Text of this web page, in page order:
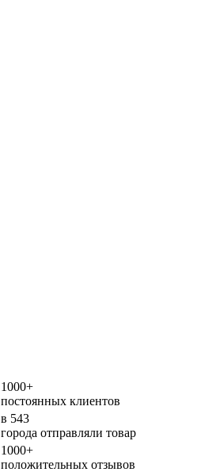
1000+
постоянных клиентов
в 543
города отправляли товар
1000+
положительных отзывов